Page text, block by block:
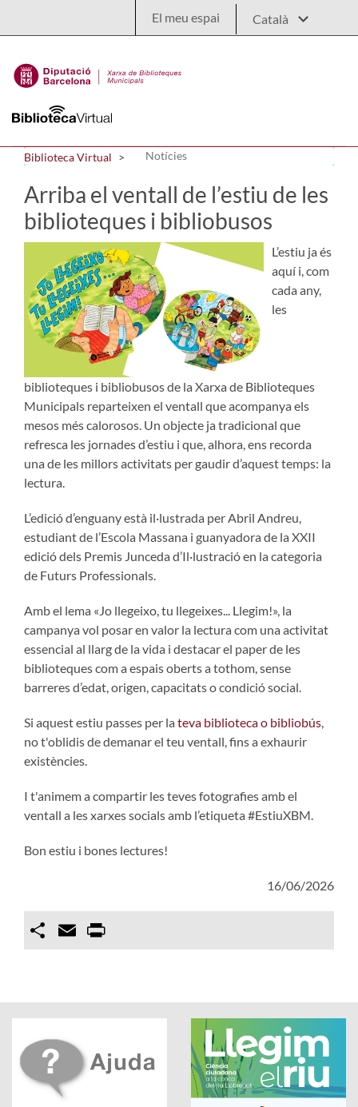
El meu espai
Biblioteca Virtual Notícies
Arriba el ventall de l’estiu de les
biblioteques i bibliobusos
L’estiu ja és
aquí i, com
cada any,
les
biblioteques i bibliobusos de la Xarxa de Biblioteques
Municipals reparteixen el ventall que acompanya els
mesos més calorosos. Un objecte ja tradicional que
refresca les jornades d’estiu i que, alhora, ens recorda
una de les millors activitats per gaudir d’aquest temps: la
lectura.
L’edició d’enguany està il·lustrada per Abril Andreu,
estudiant de l’Escola Massana i guanyadora de la XXII
edició dels Premis Junceda d’Il·lustració en la categoria
de Futurs Professionals.
Amb el lema «Jo llegeixo, tu llegeixes... Llegim!», la
campanya vol posar en valor la lectura com una activitat
essencial al llarg de la vida i destacar el paper de les
biblioteques com a espais oberts a tothom, sense
barreres d’edat, origen, capacitats o condició social.
Si aquest estiu passes per la teva biblioteca o bibliobús
no t'oblidis de demanar el teu ventall, fins a exhaurir
existències.
I t'animem a compartir les teves fotografies amb el
ventall a les xarxes socials amb l’etiqueta #EstiuXBM.
Bon estiu i bones lectures!
16/06/2026
Compartir
Email